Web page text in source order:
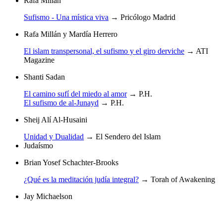
Sufismo - Una mística viva → Pricólogo Madrid
Rafa Millán y Mardía Herrero
El islam transpersonal, el sufismo y el giro derviche → ATI
Magazine
Shanti Sadan
El camino sufí del miedo al amor→ P.H.
El sufismo de al-Junayd → P.H.
Sheij Alí Al-Husaini
Unidad y Dualidad → El Sendero del Islam
Judaísmo
Brian Yosef Schachter-Brooks
¿Qué es la meditación judía integral? → Torah of Awakening
Jay Michaelson